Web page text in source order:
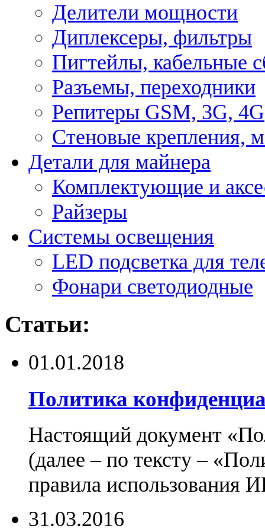
Делители мощности
Диплексеры, фильтры
Пигтейлы, кабельные
Разъемы, переходники
Репитеры GSM, 3G, 4G
Стеновые крепления,
Детали для майнера
Комплектующие и
Райзеры
Системы освещения
LED подсветка для
Фонари светодиодные
Статьи:
01.01.2018
Политика
Настоящий документ
(далее – по тексту –
правила использования
31.03.2016